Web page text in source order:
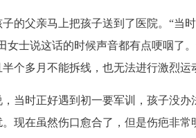
父亲马上把孩子送到了医院。“当时
女士说这话的时候声音都有点哽咽了。
个多月不能拆线，也无法进行激烈运
时正好遇到初一要军训，孩子没办
现在虽然伤口愈合了，但是伤疤非常